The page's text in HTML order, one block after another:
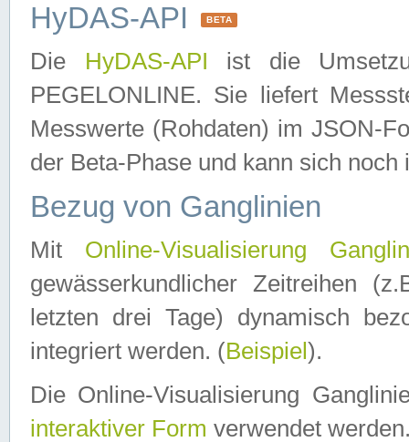
HyDAS-API BETA
Die HyDAS-API ist die
PEGELONLINE. Sie liefert
Messwerte (Rohdaten) im JSON-
der Beta-Phase und kann sich noch
Bezug von Ganglinien
Mit Online-Visualisierung
gewässerkundlicher Zeitreihen
letzten drei Tage) dynamisch
integriert werden. (Beispiel ).
Die Online-Visualisierung
interaktiver Form verwendet